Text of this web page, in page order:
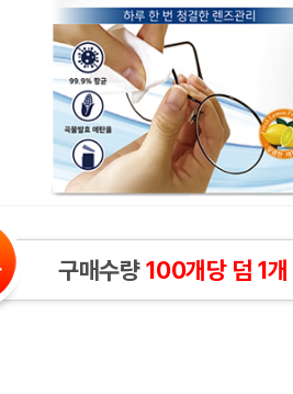
구매수량100개당 덤 1개